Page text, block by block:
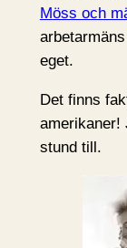
Möss och
eget.
Det finns
amerikaner!
stund till.